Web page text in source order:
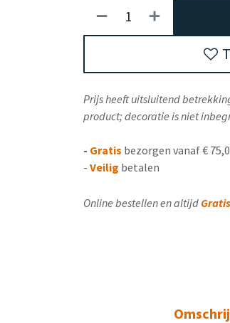
Prijs heeft uitsluitend
product; decoratie is niet
- Gratis bezorgen vanaf €
- Veilig betalen
Online bestellen en altijd Gratis